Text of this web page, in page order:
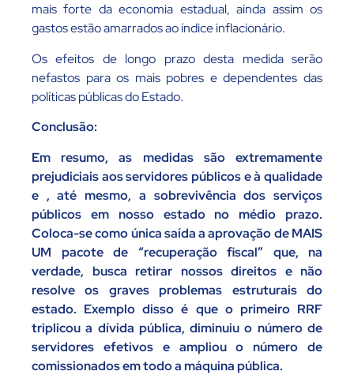
mais forte da economia estadual, ainda assim os
gastos estão amarrados ao índice inflacionário.
Os efeitos de longo prazo desta medida serão
nefastos para os mais pobres e dependentes das
políticas públicas do Estado.
Conclusão:
Em resumo, as medidas são extremamente
prejudiciais aos servidores públicos e à qualidade
e , até mesmo, a sobrevivência dos serviços
públicos em nosso estado no médio prazo.
Coloca-se como única saída a aprovação de MAIS
UM pacote de “recuperação fiscal” que, na
verdade, busca retirar nossos direitos e não
resolve os graves problemas estruturais do
estado. Exemplo disso é que o primeiro RRF
triplicou a dívida pública, diminuiu o número de
servidores efetivos e ampliou o número de
comissionados em todo a máquina pública.